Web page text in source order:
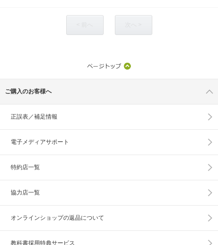
ご購入のお客様へ
正誤表／補足情報
電子メディアサポート
特約店一覧
協力店一覧
オンラインショップの返品について
教科書採用特典サービス